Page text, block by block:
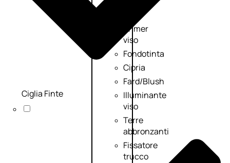
Primer
viso
Fondotinta
Cipria
Fard/Blush
Illuminante
viso
Terre
abbronzanti
Fissatore
trucco
Ciglia Finte